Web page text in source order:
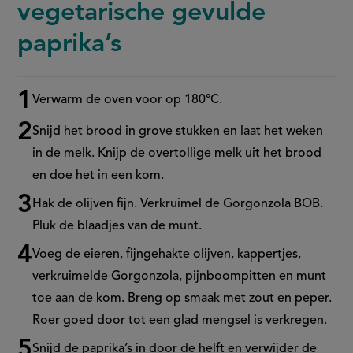
vegetarische gevulde
paprika’s
Stappenplan
Verwarm de oven voor op 180°C.
Snijd het brood in grove stukken en laat het weken
in de melk. Knijp de overtollige melk uit het brood
en doe het in een kom.
Hak de olijven fijn. Verkruimel de Gorgonzola BOB.
Pluk de blaadjes van de munt.
Voeg de eieren, fijngehakte olijven, kappertjes,
verkruimelde Gorgonzola, pijnboompitten en munt
toe aan de kom. Breng op smaak met zout en peper.
Roer goed door tot een glad mengsel is verkregen.
Snijd de paprika’s in door de helft en verwijder de